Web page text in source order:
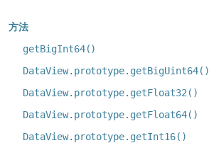
方法
getBigInt64()
DataView.prototype.getBigUint64()
DataView.prototype.getFloat32()
DataView.prototype.getFloat64()
DataView.prototype.getInt16()